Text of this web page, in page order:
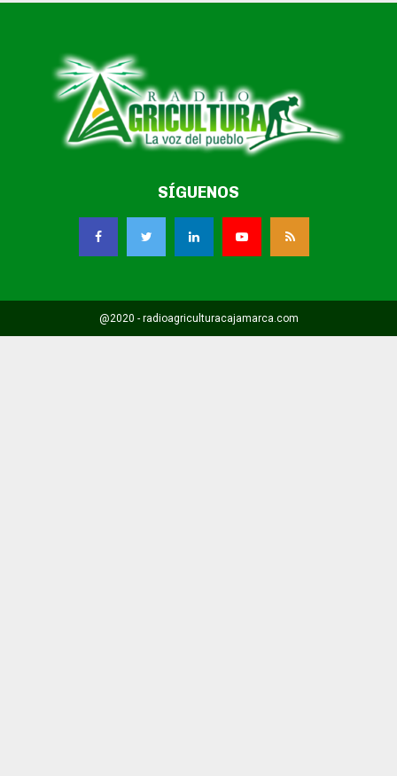
SÍGUENOS
@2020 - radioagriculturacajamarca.com